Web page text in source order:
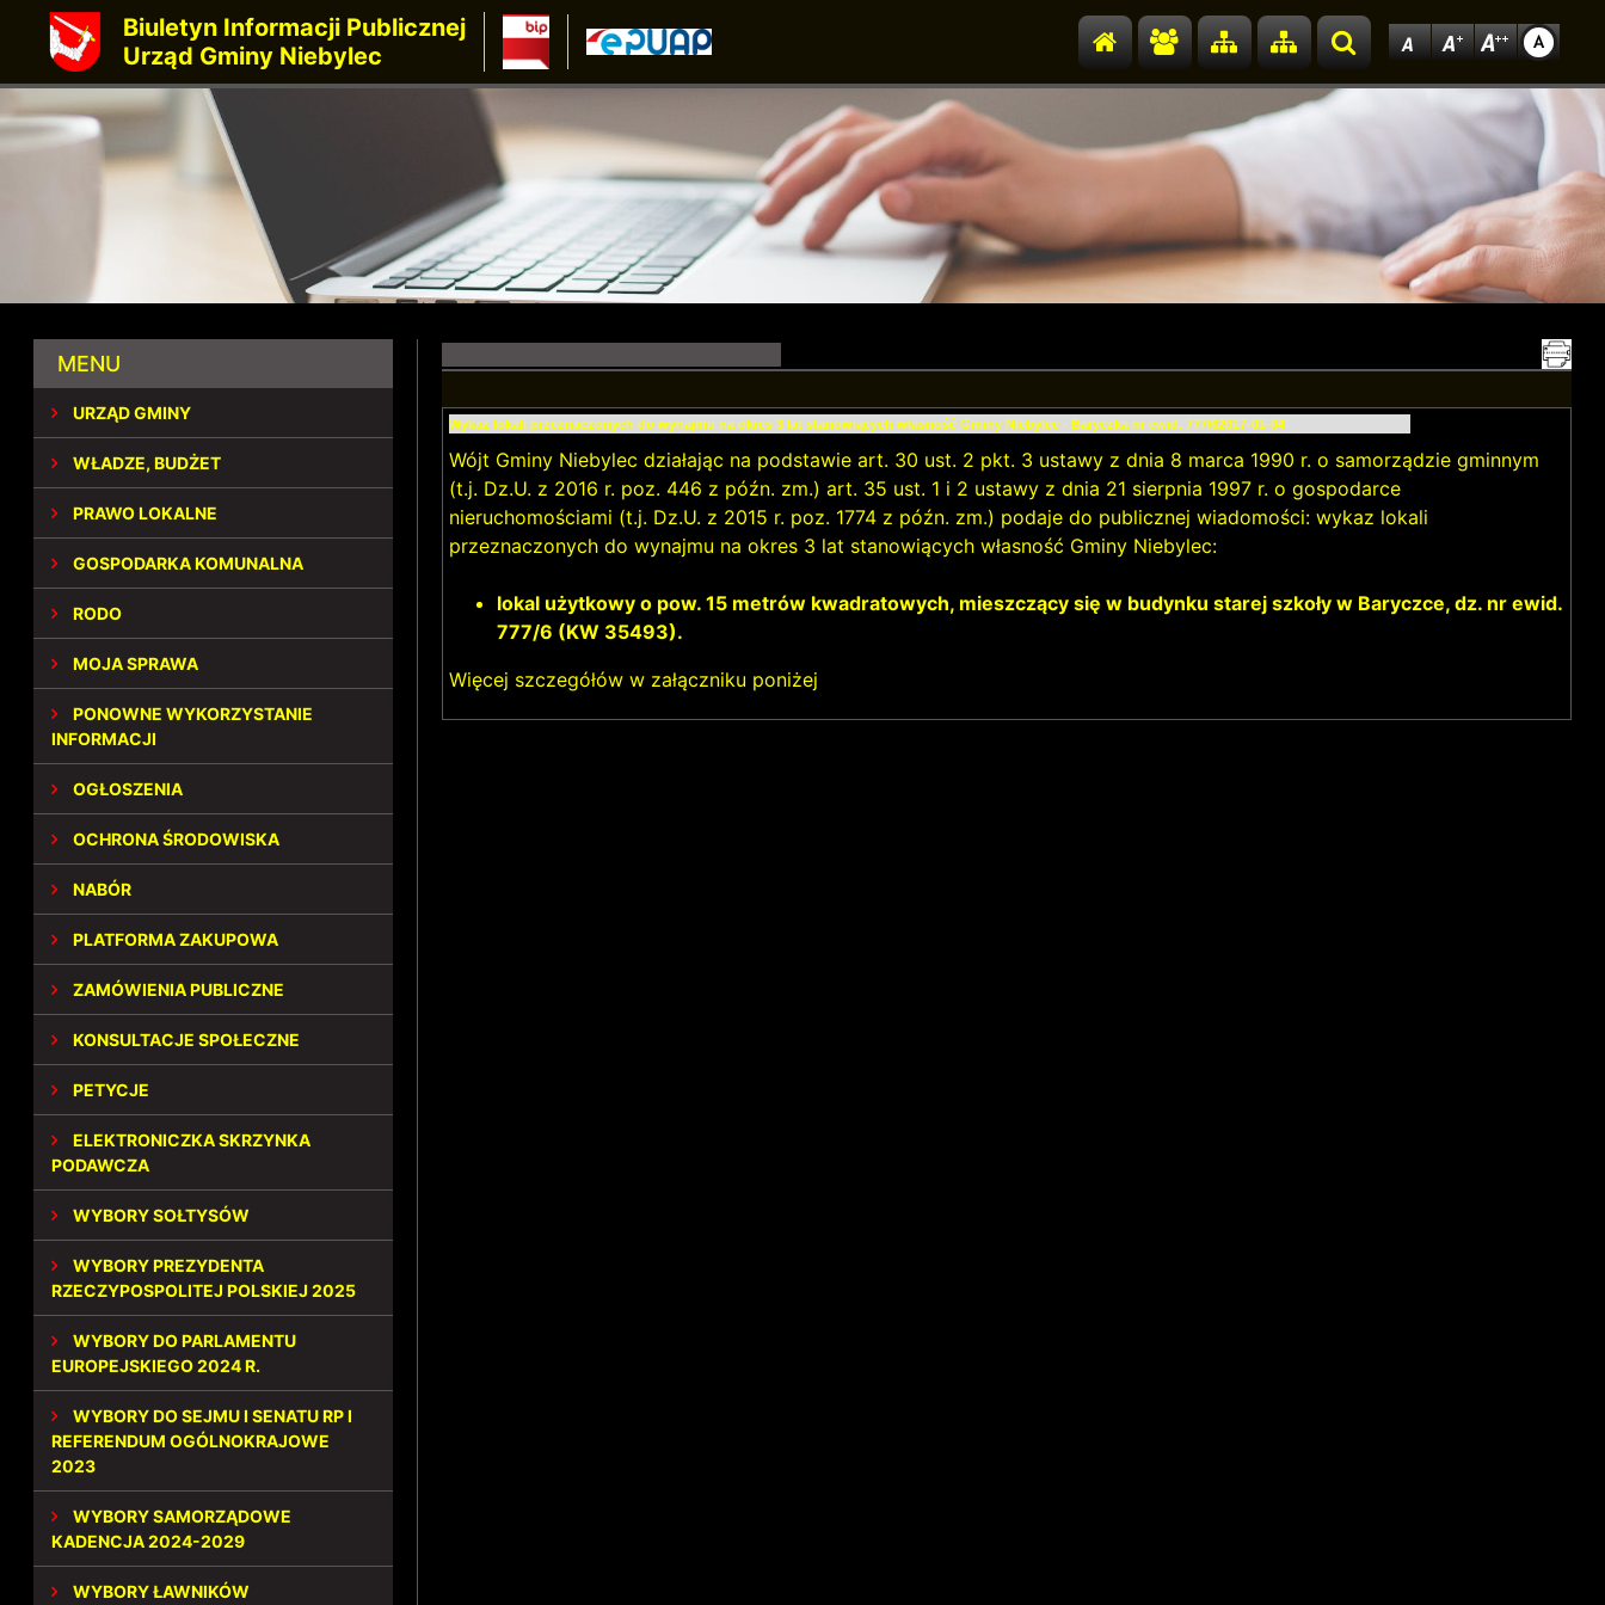
Biuletyn Informacji Publicznej
Urząd Gminy Niebylec
Przejdź do strony głównej
Przejdź do redakcji
Przejdź do mapy strony
Przejdź do mapy strony
Szukaj
MENU
URZĄD GMINY
WŁADZE, BUDŻET
PRAWO LOKALNE
GOSPODARKA KOMUNALNA
RODO
MOJA SPRAWA
PONOWNE WYKORZYSTANIE
INFORMACJI
OGŁOSZENIA
OCHRONA ŚRODOWISKA
NABÓR
PLATFORMA ZAKUPOWA
ZAMÓWIENIA PUBLICZNE
KONSULTACJE SPOŁECZNE
PETYCJE
ELEKTRONICZKA SKRZYNKA
PODAWCZA
WYBORY SOŁTYSÓW
WYBORY PREZYDENTA
RZECZYPOSPOLITEJ POLSKIEJ 2025
WYBORY DO PARLAMENTU
EUROPEJSKIEGO 2024 R.
WYBORY DO SEJMU I SENATU RP I
REFERENDUM OGÓLNOKRAJOWE
2023
WYBORY SAMORZĄDOWE
KADENCJA 2024-2029
WYBORY ŁAWNIKÓW
Wykaz lokali przeznaczonych do wynajmu na okres 3 lat stanowiących własność Gminy Niebylec - Baryczka nr ewid. 777/62017-01-04
Wójt Gminy Niebylec działając na podstawie art. 30 ust. 2 pkt. 3 ustawy z dnia 8 marca 1990 r. o samorządzie gminnym
(t.j. Dz.U. z 2016 r. poz. 446 z późn. zm.) art. 35 ust. 1 i 2 ustawy z dnia 21 sierpnia 1997 r. o gospodarce
nieruchomościami (t.j. Dz.U. z 2015 r. poz. 1774 z późn. zm.) podaje do publicznej wiadomości: wykaz lokali
przeznaczonych do wynajmu na okres 3 lat stanowiących własność Gminy Niebylec:
lokal użytkowy o pow. 15 metrów kwadratowych, mieszczący się w budynku starej szkoły w Baryczce, dz. nr ewid.
777/6 (KW 35493).
Więcej szczegółów w załączniku poniżej